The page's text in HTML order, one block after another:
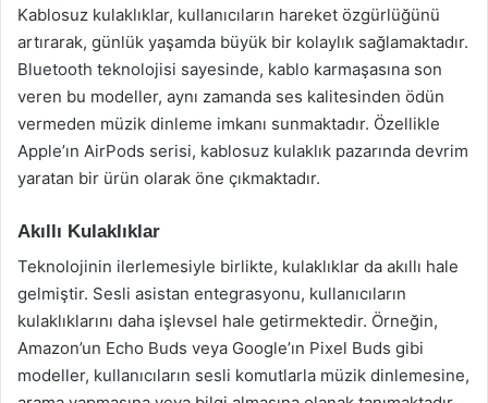
Kablosuz kulaklıklar, kullanıcıların hareket özgürlüğünü
artırarak, günlük yaşamda büyük bir kolaylık sağlamaktadır.
Bluetooth teknolojisi sayesinde, kablo karmaşasına son
veren bu modeller, aynı zamanda ses kalitesinden ödün
vermeden müzik dinleme imkanı sunmaktadır. Özellikle
Apple’ın AirPods serisi, kablosuz kulaklık pazarında devrim
yaratan bir ürün olarak öne çıkmaktadır.
Akıllı Kulaklıklar
Teknolojinin ilerlemesiyle birlikte, kulaklıklar da akıllı hale
gelmiştir. Sesli asistan entegrasyonu, kullanıcıların
kulaklıklarını daha işlevsel hale getirmektedir. Örneğin,
Amazon’un Echo Buds veya Google’ın Pixel Buds gibi
modeller, kullanıcıların sesli komutlarla müzik dinlemesine,